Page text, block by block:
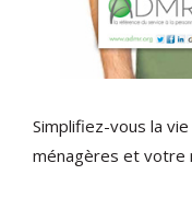
Simplifiez-vous la
ménagères et votre